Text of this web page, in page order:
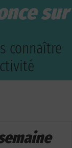
sur
connaître